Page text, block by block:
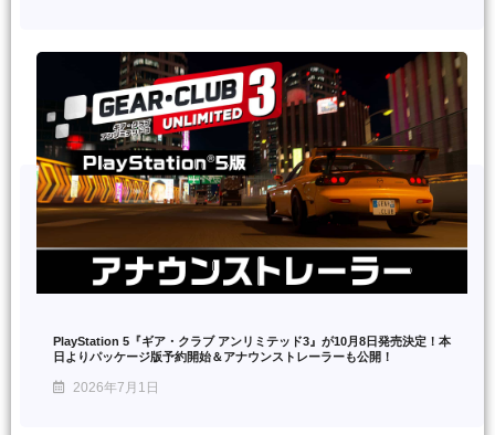
PlayStation 5『ギア・クラブ アンリミテッド3』が10月8日発売決定！本
日よりパッケージ版予約開始＆アナウンストレーラーも公開！
2026年7月1日